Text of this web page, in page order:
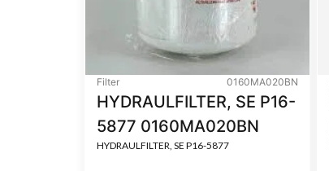
Primary Application
Filter 0160MA020BN
HYDRAULFILTER, SE P16-
5877 0160MA020BN
HYDRAULFILTER, SE P16-5877